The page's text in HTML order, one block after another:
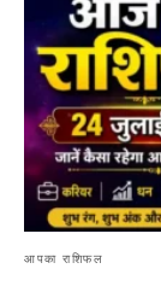
आपका राशिफल